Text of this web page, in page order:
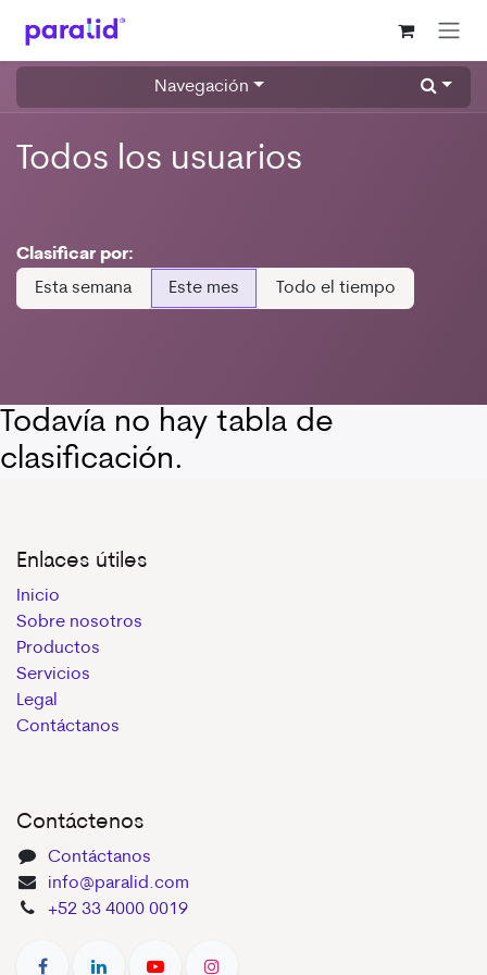
Navegación
Todos los usuarios
Clasificar por:
Esta semana
Este mes Todo el tiempo
Todavía no hay tabla de
clasificación.
Enlaces útiles
Inicio
Sobre nosotros
Productos
Servicios
Legal
Contáctanos
Contáctenos
Contáctanos
info@paralid.com
+52 33 4000 0019